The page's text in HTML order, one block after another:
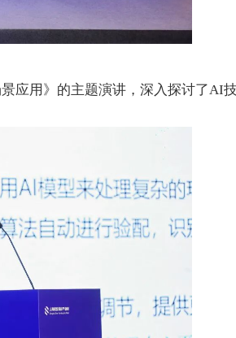
应用》的主题演讲，深入探讨了AI